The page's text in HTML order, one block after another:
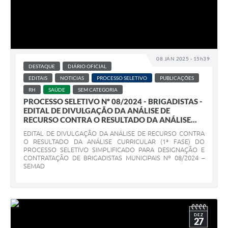
08 JAN 2025 - 15h39
DESTAQUE
DIÁRIO OFICIAL
EDITAIS
NOTICIAS PROCESSO SELETIVO
PUBLICAÇÕES
RH
SAÚDE SEM CATEGORIA
PROCESSO SELETIVO Nº 08/2024 - BRIGADISTAS -
EDITAL DE DIVULGAÇÃO DA ANÁLISE DE
RECURSO CONTRA O RESULTADO DA ANÁLISE...
EDITAL DE DIVULGAÇÃO DA ANÁLISE DE RECURSO CONTRA
O RESULTADO DA ANÁLISE CURRICULAR (1ª FASE) DO
PROCESSO SELETIVO SIMPLIFICADO PARA DESIGNAÇÃO E
CONTRATAÇÃO DE BRIGADISTAS MUNICIPAIS Nº 08/2024 –
SEMAD
DEZ
27